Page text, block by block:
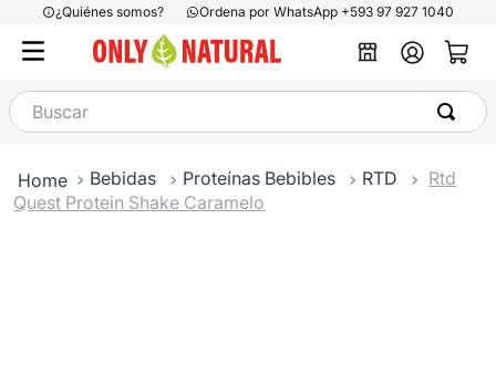
¿Quiénes somos? Ordena por WhatsApp +593 97 927 1040
Buscar
Bebidas Proteínas Bebibles RTD
Rtd
Quest Protein Shake Caramelo